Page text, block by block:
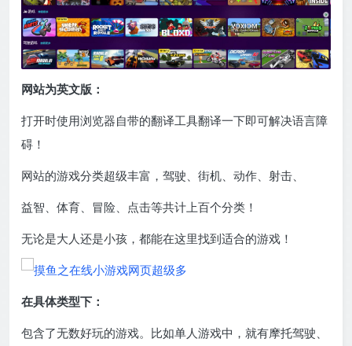
网站为英文版：
打开时使用浏览器自带的翻译工具翻译一下即可解决语言障
碍！
网站的游戏分类超级丰富，驾驶、街机、动作、射击、
益智、体育、冒险、点击等共计上百个分类！
无论是大人还是小孩，都能在这里找到适合的游戏！
在具体类型下：
包含了无数好玩的游戏。比如单人游戏中，就有摩托驾驶、